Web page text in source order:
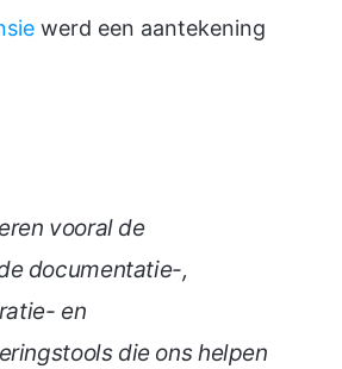
werd een aantekening
vooral de
documentatie-,
en
die ons helpen